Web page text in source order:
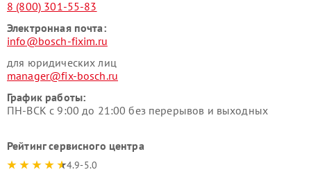
8 (800) 301-55-83
Электронная почта:
info@bosch-fixim.ru
для юридических лиц
manager@fix-bosch.ru
График работы:
ПН-ВСК с 9:00 до 21:00 без перерывов и выходных
Рейтинг сервисного центра
4.9-5.0